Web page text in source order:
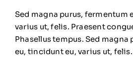
Sed magna purus, fermentum
varius ut, felis. Praesent
Phasellus tempus. Sed magna
eu, tincidunt eu, varius ut,